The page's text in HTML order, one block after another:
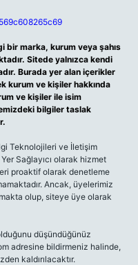
bir marka, kurum veya şahıs
Sitede yalnızca kendi
Burada yer alan içerikler
kurum ve kişiler hakkında
ve kişiler ile isim
bilgiler taslak
Teknolojileri ve İletişim
Sağlayıcı olarak hizmet
proaktif olarak denetleme
Ancak, üyelerimiz
olup, siteye üye olarak
düşündüğünüz
adresine bildirmeniz halinde,
kaldırılacaktır.